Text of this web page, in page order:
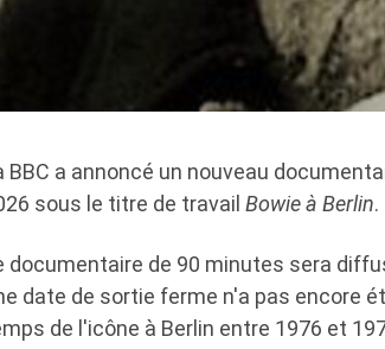
BBC a annoncé un nouveau
sous le titre de travail Bowie à Berlin.
documentaire de 90 minutes sera
date de sortie ferme n'a pas encore
de l'icône à Berlin entre 1976 et